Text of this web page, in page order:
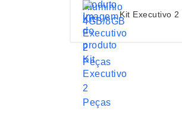
Kit Executivo 2